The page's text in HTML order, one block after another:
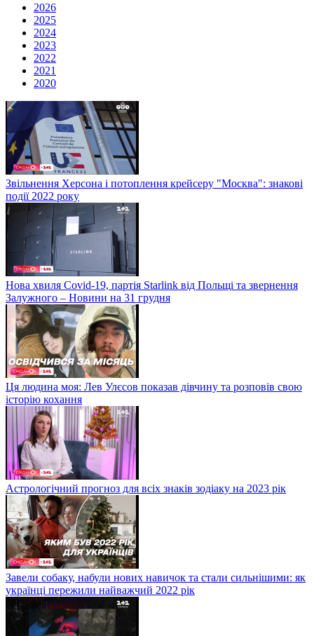
2026
2025
2024
2023
2022
2021
2020
Звільнення Херсона і потоплення крейсеру "Москва": знакові
події 2022 року
Нова хвиля Covid-19, партія Starlink від Польщі та звернення
Залужного – Новини на 31 грудня
Ця людина моя: Лев Улєсов показав дівчину та розповів свою
історію кохання
Астрологічний прогноз для всіх знаків зодіаку на 2023 рік
Завели собаку, набули нових навичок та стали сильнішими: як
українці пережили найважчий 2022 рік